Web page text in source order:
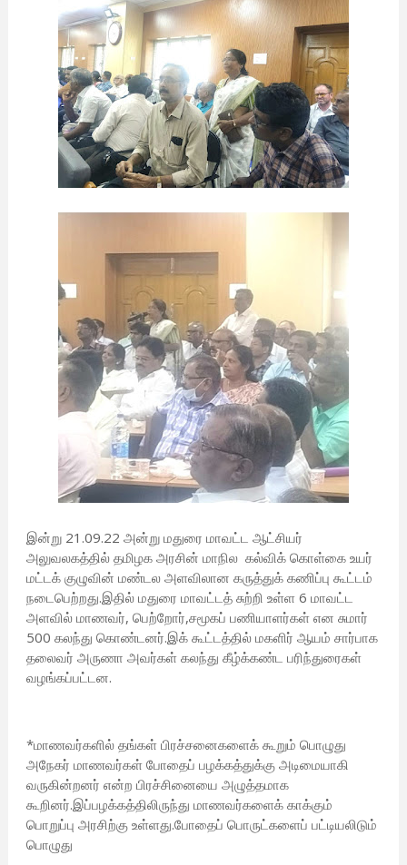
இன்று 21.09.22 அன்று மதுரை மாவட்ட ஆட்சியர்
அலுவலகத்தில் தமிழக அரசின் மாநில கல்விக் கொள்கை உயர்
மட்டக் குழுவின் மண்டல அளவிலான கருத்துக் கணிப்பு கூட்டம்
நடைபெற்றது.இதில் மதுரை மாவட்டத் சுற்றி உள்ள 6 மாவட்ட
அளவில் மாணவர், பெற்றோர்,சமூகப் பணியாளர்கள் என சுமார்
500 கலந்து கொண்டனர்.இக் கூட்டத்தில் மகளிர் ஆயம் சார்பாக
தலைவர் அருணா அவர்கள் கலந்து கீழ்க்கண்ட பரிந்துரைகள்
வழங்கப்பட்டன.
*மாணவர்களில் தங்கள் பிரச்சனைகளைக் கூறும் பொழுது
அநேகர் மாணவர்கள் போதைப் பழக்கத்துக்கு அடிமையாகி
வருகின்றனர் என்ற பிரச்சினையை அழுத்தமாக
கூறினர்.இப்பழக்கத்திலிருந்து மாணவர்களைக் காக்கும்
பொறுப்பு அரசிற்கு உள்ளது.போதைப் பொருட்களைப் பட்டியலிடும்
பொழுது